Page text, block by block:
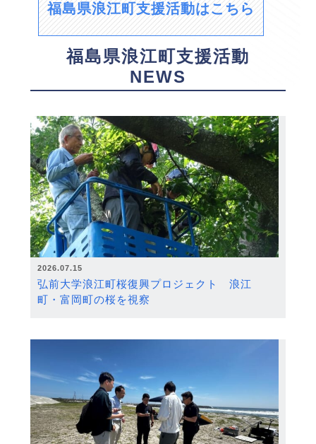
福島県浪江町支援活動はこちら
福島県浪江町支援活動
NEWS
2026.07.15
弘前大学浪江町桜復興プロジェクト 浪江
町・富岡町の桜を視察